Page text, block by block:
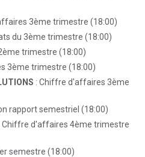
3ème trimestre (18:00)
du 3ème trimestre (18:00)
trimestre (18:00)
3ème trimestre (18:00)
: Chiffre d'affaires 3ème
rapport semestriel (18:00)
Chiffre d'affaires 4ème trimestre
semestre (18:00)